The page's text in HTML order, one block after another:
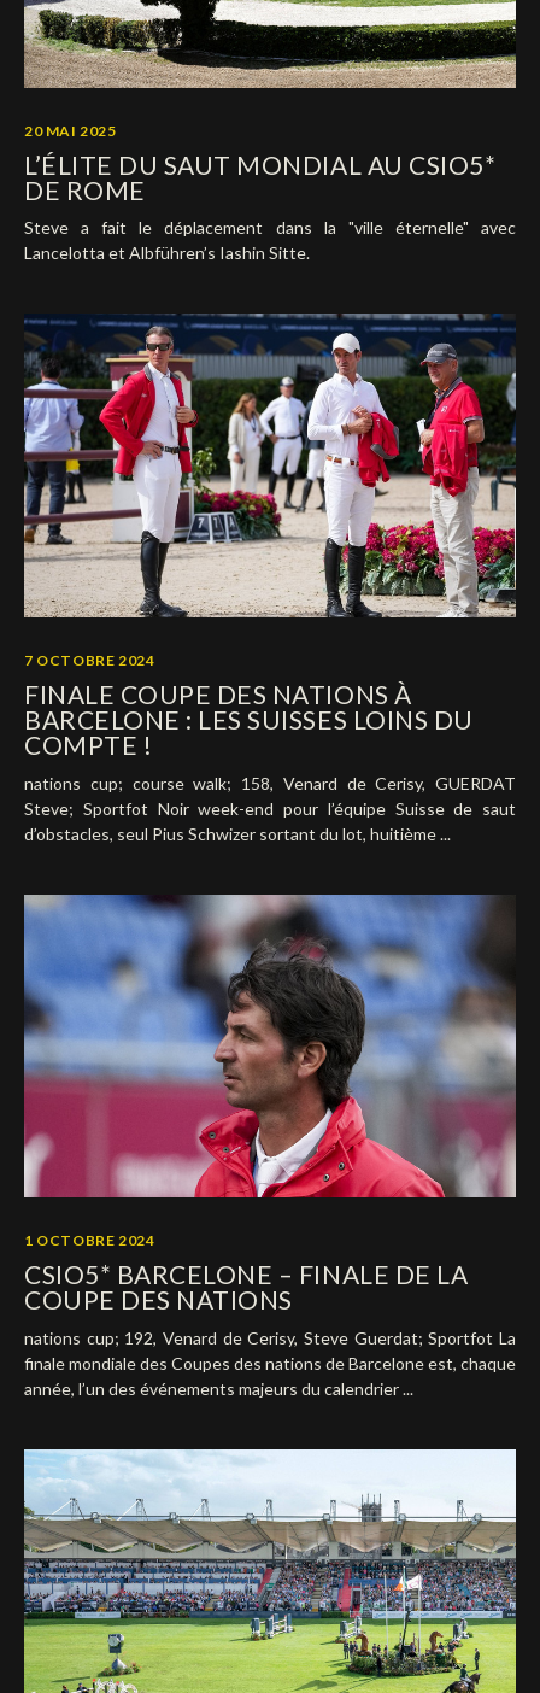
20 MAI 2025
L’ÉLITE DU SAUT MONDIAL AU CSIO5*
DE ROME
Steve a fait le déplacement dans la "ville éternelle" avec
Lancelotta et Albführen’s Iashin Sitte.
7 OCTOBRE 2024
FINALE COUPE DES NATIONS À
BARCELONE : LES SUISSES LOINS DU
COMPTE !
nations cup; course walk; 158, Venard de Cerisy, GUERDAT
Steve; Sportfot Noir week-end pour l’équipe Suisse de saut
d’obstacles, seul Pius Schwizer sortant du lot, huitième ...
1 OCTOBRE 2024
CSIO5* BARCELONE – FINALE DE LA
COUPE DES NATIONS
nations cup; 192, Venard de Cerisy, Steve Guerdat; Sportfot La
finale mondiale des Coupes des nations de Barcelone est, chaque
année, l’un des événements majeurs du calendrier ...